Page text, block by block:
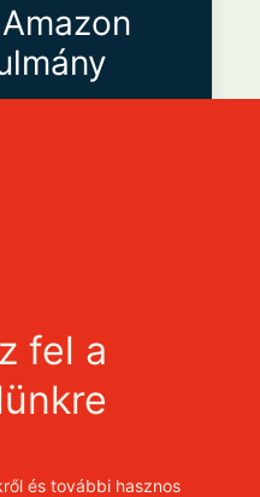
fel a
és további hasznos